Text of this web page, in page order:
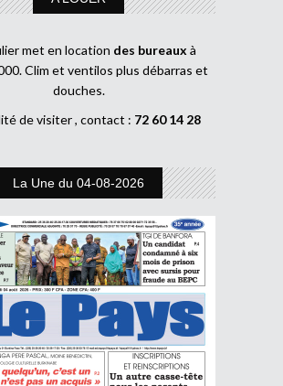
met en location des bureaux à
Clim et ventilos plus débarras et
douches.
de visiter , contact : 72 60 14 28
La Une du 04-08-2026